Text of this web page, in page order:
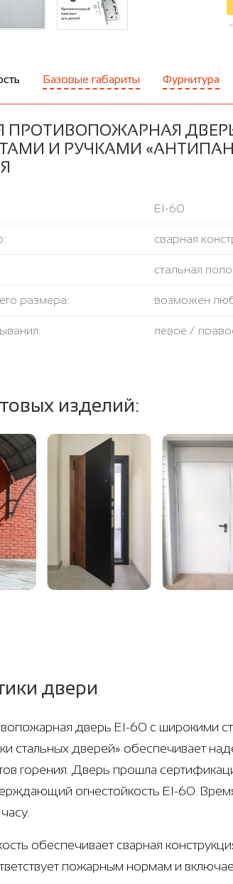
Базовые габариты Фурнитура
ПРОТИВОПОЖАРНАЯ
И РУЧКАМИ
EI-60
сварная
стальная
размера: возможен
левое /
изделий:
двери
дверь EI-60 с широкими
стальных дверей» обеспечивает
горения. Дверь прошла
огнестойкость EI-60.
обеспечивает сварная
пожарным нормам и